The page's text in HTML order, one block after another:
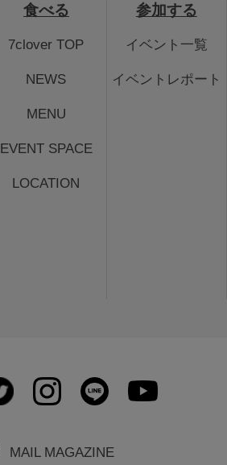
食べる
7clover TOP
NEWS
MENU
EVENT SPACE
LOCATION
参加する
イベント一覧
イベントレポート
MAIL MAGAZINE